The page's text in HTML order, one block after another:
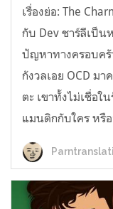
เรื่องย่อ: The
กับ Dev ชาร์ลีเป็น
ปัญหาทางครอบครั
กังวลเอย OCD ม
ตะ เขาทั้งไม่เชื่อใ
แมนติกกับใคร หรือ